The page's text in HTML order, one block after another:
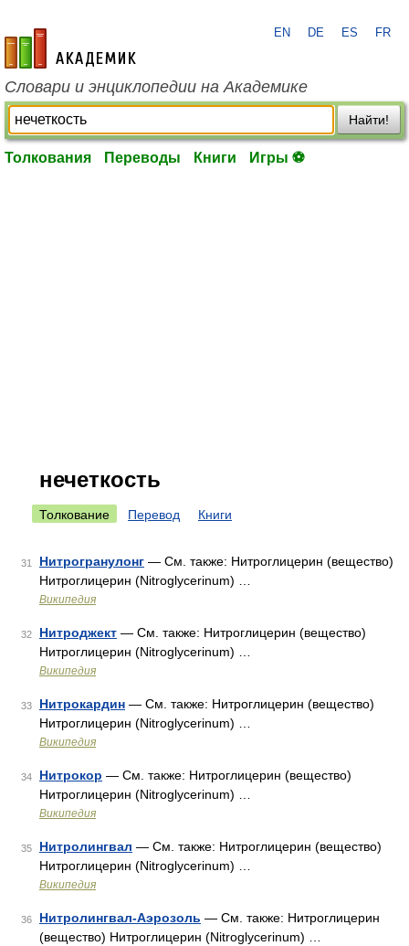
academic.ru
EN DE ES FR
Словари и энциклопедии на Академике
Найти!
Толкования Переводы Книги Игры ⚽
нечеткость
Толкование Перевод Книги
31 Нитрогранулонг — См. также: Нитроглицерин (вещество)
Нитроглицерин (Nitroglycerinum) …
Википедия
32 Нитроджект — См. также: Нитроглицерин (вещество)
Нитроглицерин (Nitroglycerinum) …
Википедия
33 Нитрокардин — См. также: Нитроглицерин (вещество)
Нитроглицерин (Nitroglycerinum) …
Википедия
34 Нитрокор — См. также: Нитроглицерин (вещество)
Нитроглицерин (Nitroglycerinum) …
Википедия
35 Нитролингвал — См. также: Нитроглицерин (вещество)
Нитроглицерин (Nitroglycerinum) …
Википедия
36 Нитролингвал-Аэрозоль — См. также: Нитроглицерин
(вещество) Нитроглицерин (Nitroglycerinum) …